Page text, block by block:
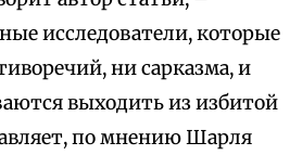
исследователи, которые
ни сарказма, и
выходить из избитой
по мнению Шарля